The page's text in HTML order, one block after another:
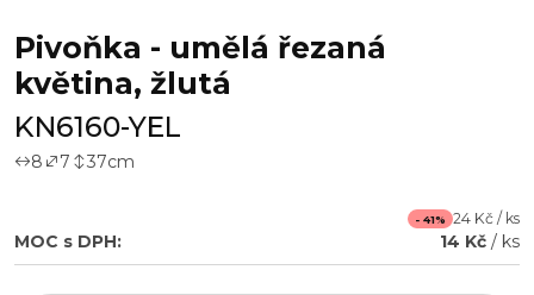
Pivoňka - umělá řezaná
květina, žlutá
KN6160-YEL
8 7 37cm
- 41% 24 Kč / ks
MOC s DPH: 14 Kč / ks